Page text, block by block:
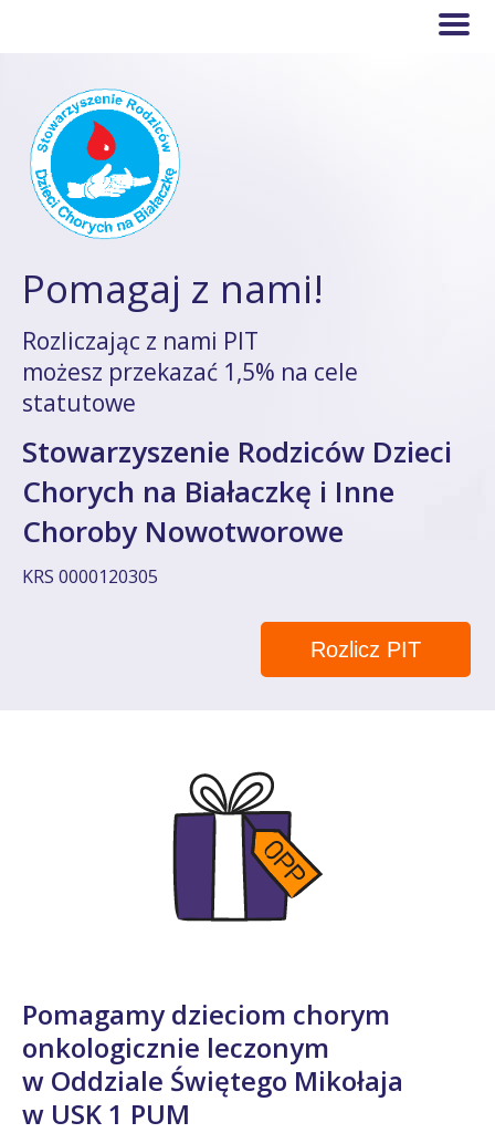
Pomagaj z nami!
Rozliczając z nami PIT
możesz przekazać 1,5% na cele
statutowe
Stowarzyszenie Rodziców Dzieci
Chorych na Białaczkę i Inne
Choroby Nowotworowe
KRS 0000120305
Rozlicz PIT
Pomagamy dzieciom chorym
onkologicznie leczonym
w Oddziale Świętego Mikołaja
w USK 1 PUM